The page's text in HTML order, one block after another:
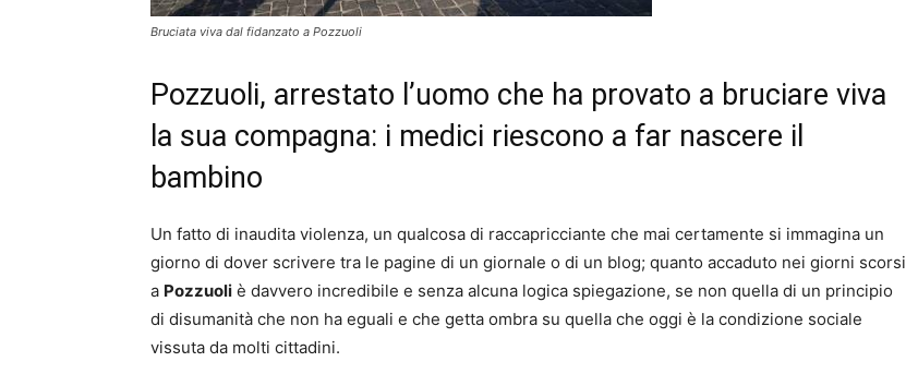
Bruciata viva dal fidanzato a Pozzuoli
Pozzuoli, arrestato l’uomo che ha provato a bruciare viva
la sua compagna: i medici riescono a far nascere il
bambino
Un fatto di inaudita violenza, un qualcosa di raccapricciante che mai certamente si immagina un
giorno di dover scrivere tra le pagine di un giornale o di un blog; quanto accaduto nei giorni scorsi
a Pozzuoli è davvero incredibile e senza alcuna logica spiegazione, se non quella di un principio
di disumanità che non ha eguali e che getta ombra su quella che oggi è la condizione sociale
vissuta da molti cittadini.